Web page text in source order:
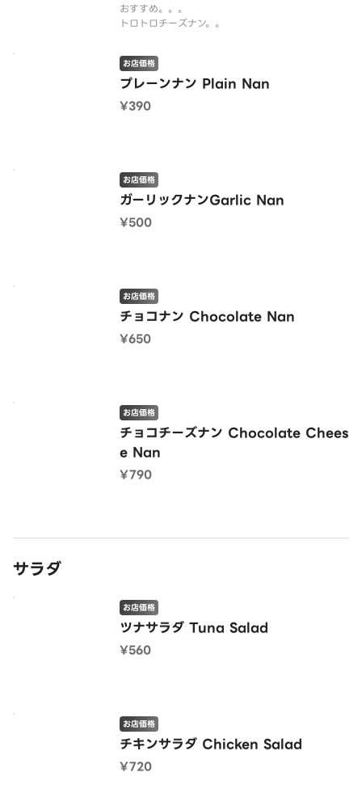
おすすめ。。。
トロトロチーズナン。。
プレーンナン Plain Nan
お店価格
¥390
ガーリックナンGarlic Nan
お店価格
¥500
チョコナン Chocolate Nan
お店価格
¥650
チョコチーズナン Chocolate Chees
e Nan
お店価格
¥790
サラダ
ツナサラダ Tuna Salad
お店価格
¥560
チキンサラダ Chicken Salad
お店価格
¥720